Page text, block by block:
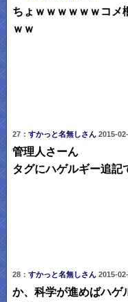
ちょｗｗｗｗｗｗコメ
ｗｗ
27： すかっと名無しさん 2015-
管理人さーん
タグにハゲルギー追記
28： すかっと名無しさん 2015-
か、科学が進めばハゲ